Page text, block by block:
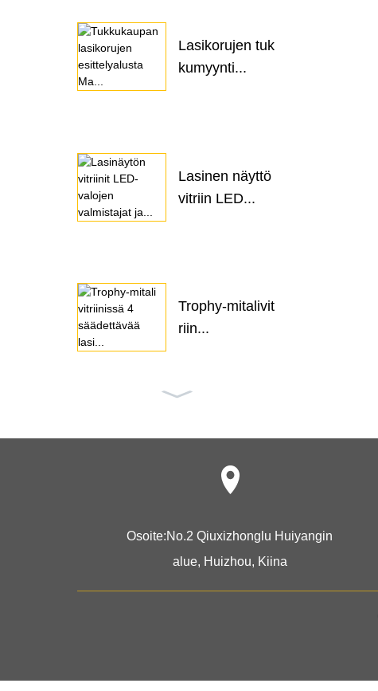
Lasikorujen tuk
kumyynti...
Lasinen näyttö
vitriin LED...
Trophy-mitalivit
riin...
Koruvitrii
ly...
Tukkukaupan v
ähittäiskaupan
Osoite:No.2 Qiuxizhonglu Huiyangin
alue, Huizhou, Kiina